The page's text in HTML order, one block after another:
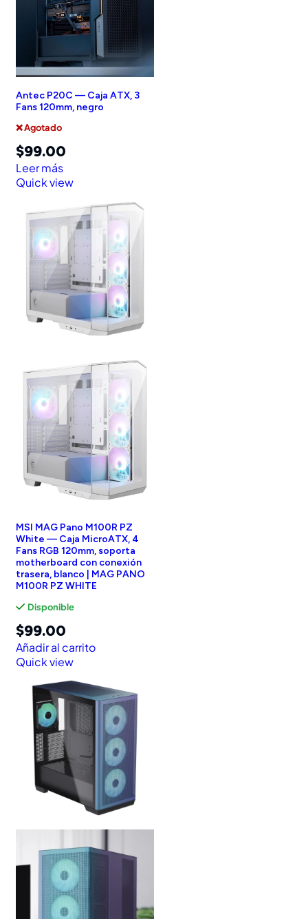
Antec P20C — Caja ATX, 3
Fans 120mm, negro
❌ Agotado
$99.00
Leer más
Quick view
MSI MAG Pano M100R PZ
White — Caja MicroATX, 4
Fans RGB 120mm, soporta
motherboard con conexión
trasera, blanco | MAG PANO
M100R PZ WHITE
Disponible
$99.00
Añadir al carrito
Quick view